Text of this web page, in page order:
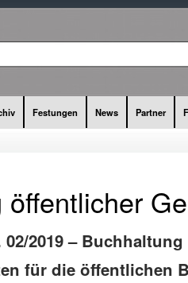
Festungen News Partner
öffentlicher
2019 – Buchhaltung
für die öffentlichen